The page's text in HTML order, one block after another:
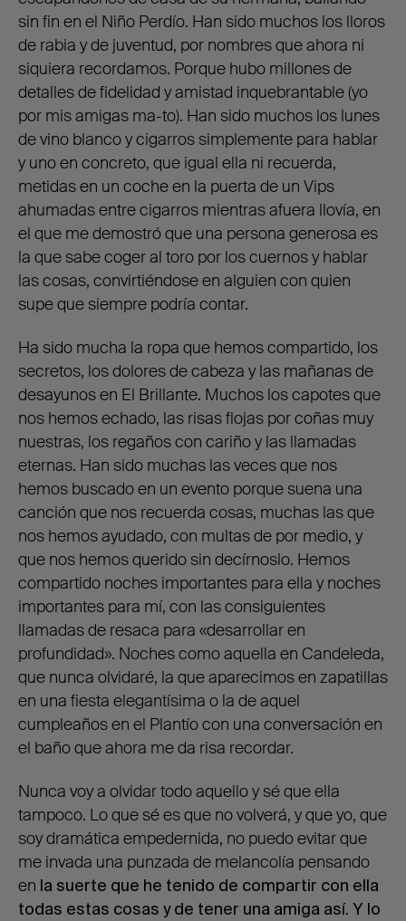
sin fin en el Niño Perdío. Han sido muchos los lloros
de rabia y de juventud, por nombres que ahora ni
siquiera recordamos. Porque hubo millones de
detalles de fidelidad y amistad inquebrantable (yo
por mis amigas ma-to). Han sido muchos los lunes
de vino blanco y cigarros simplemente para hablar
y uno en concreto, que igual ella ni recuerda,
metidas en un coche en la puerta de un Vips
ahumadas entre cigarros mientras afuera llovía, en
el que me demostró que una persona generosa es
la que sabe coger al toro por los cuernos y hablar
las cosas, convirtiéndose en alguien con quien
supe que siempre podría contar.
Ha sido mucha la ropa que hemos compartido, los
secretos, los dolores de cabeza y las mañanas de
desayunos en El Brillante. Muchos los capotes que
nos hemos echado, las risas flojas por coñas muy
nuestras, los regaños con cariño y las llamadas
eternas. Han sido muchas las veces que nos
hemos buscado en un evento porque suena una
canción que nos recuerda cosas, muchas las que
nos hemos ayudado, con multas de por medio, y
que nos hemos querido sin decírnoslo. Hemos
compartido noches importantes para ella y noches
importantes para mí, con las consiguientes
llamadas de resaca para «desarrollar en
profundidad». Noches como aquella en Candeleda,
que nunca olvidaré, la que aparecimos en zapatillas
en una fiesta elegantísima o la de aquel
cumpleaños en el Plantío con una conversación en
el baño que ahora me da risa recordar.
Nunca voy a olvidar todo aquello y sé que ella
tampoco. Lo que sé es que no volverá, y que yo, que
soy dramática empedernida, no puedo evitar que
me invada una punzada de melancolía pensando
en la suerte que he tenido de compartir con ella
todas estas cosas y de tener una amiga así. Y lo